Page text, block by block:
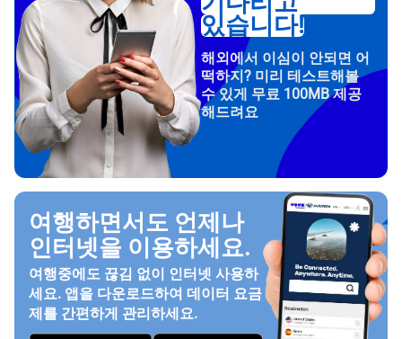
있습니다!
해외에서 이심이 안되면 어
떡하지? 미리 테스트해볼
수 있게 무료 100MB 제공
해드려요
여행하면서도 언제나
인터넷을 이용하세요.
여행중에도 끊김 없이 인터넷 사용하
세요. 앱을 다운로드하여 데이터 요금
제를 간편하게 관리하세요.